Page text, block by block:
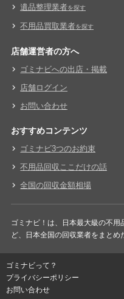
遺品整理業者を探す
不用品買取業者を探す
店舗運営者の方へ
ゴミナビへの出店・掲載
店舗ログイン
お問い合わせ
おすすめコンテンツ
ゴミナビ3つのお約束
不用品回収ここだけの話
全国の回収金額相場
ゴミナビ！は、日本最大級の不
ど、日本全国の回収業者をまとめ
ゴミナビって？
プライバシーポリシー
お問い合わせ